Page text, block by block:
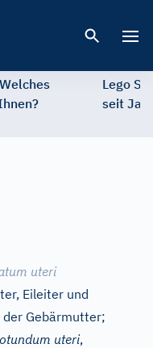
Lego
seit
uteri
Eileiter und
der Gebärmutter;
uteri,